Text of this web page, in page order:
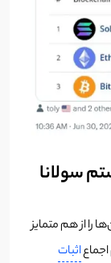
سولانا
را از هم متمایز
اثبات